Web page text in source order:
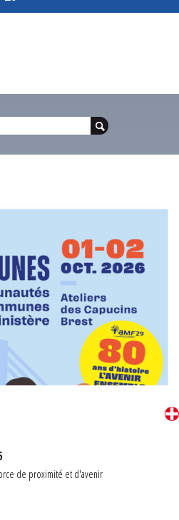
de proximité et d'avenir